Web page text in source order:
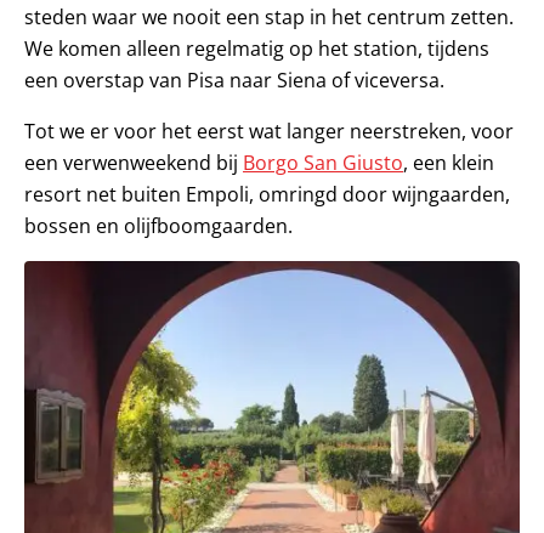
steden waar we nooit een stap in het centrum zetten.
We komen alleen regelmatig op het station, tijdens
een overstap van Pisa naar Siena of viceversa.
Tot we er voor het eerst wat langer neerstreken, voor
een verwenweekend bij Borgo San Giusto, een klein
resort net buiten Empoli, omringd door wijngaarden,
bossen en olijfboomgaarden.